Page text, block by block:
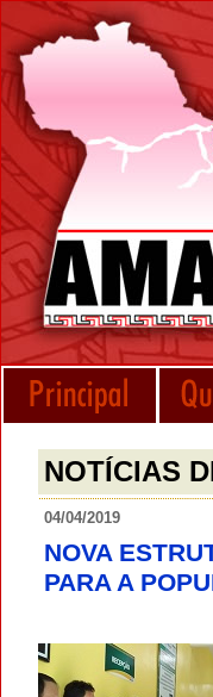
NOTÍCIAS
04/04/2019
NOVA
PARA A